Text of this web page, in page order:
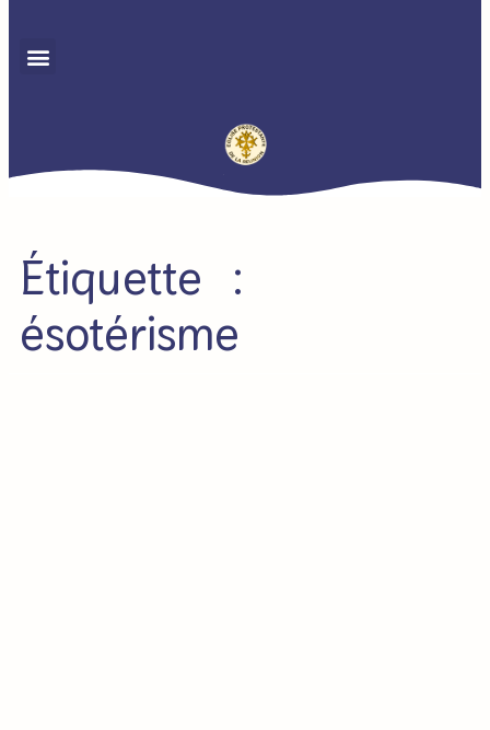
Étiquette :
ésotérisme